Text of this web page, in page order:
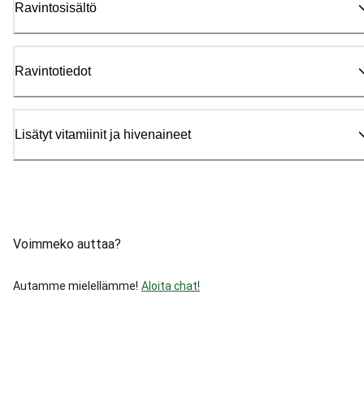
Ravintosisältö
Ravintotiedot
Lisätyt vitamiinit ja hivenaineet
Voimmeko auttaa?
Autamme mielellämme! Aloita chat!